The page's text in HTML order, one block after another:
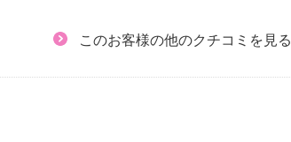
このお客様の他のクチコミを見る